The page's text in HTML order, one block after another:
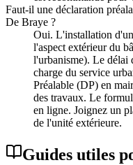
Faut-il une déclaration
De Braye ?
Oui. L'installation
l'aspect extérieur du
l'urbanisme). Le délai
charge du service
Préalable (DP) en
des travaux. Le
en ligne. Joignez un
de l'unité extérieure.
Guides utiles